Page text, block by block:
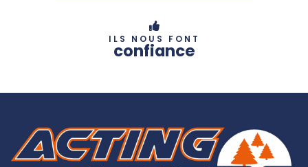
ILS NOUS FONT
confiance